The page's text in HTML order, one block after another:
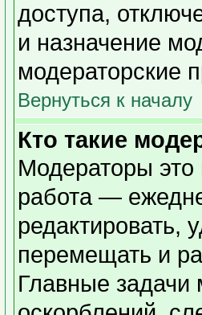
доступа,
и назначение
модераторские
Вернуться к началу
Кто такие
Модераторы это
работа —
редактировать,
перемещать и
Главные задачи